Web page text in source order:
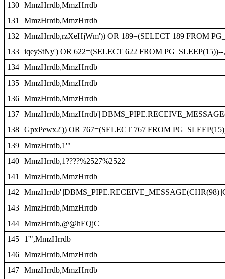
130 MmzHrrdb,MmzHrrdb
131
MmzHrrdb,MmzHrrdb
132
MmzHrrdb,rzXeHjWm')) OR 189=(SELECT 189 FROM
133 iqeyStNy') OR 622=(SELECT 622 FROM
134 MmzHrrdb,MmzHrrdb
135 MmzHrrdb,MmzHrrdb
136 MmzHrrdb,MmzHrrdb
137
138 GpxPewx2')) OR 767=(SELECT 767 FROM
139 MmzHrrdb,1'"
140 MmzHrrdb,1????%2527%2522
141
MmzHrrdb,MmzHrrdb
142
143 MmzHrrdb,MmzHrrdb
144 MmzHrrdb,@@hEQjC
145
1'",MmzHrrdb
146 MmzHrrdb,MmzHrrdb
147 MmzHrrdb,MmzHrrdb